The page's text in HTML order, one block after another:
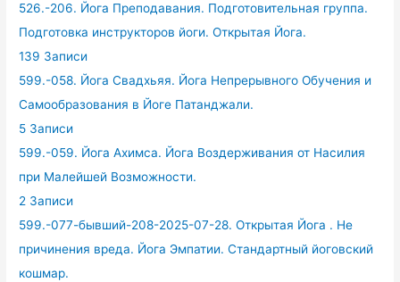
526.-206. Йога Преподавания. Подготовительная группа.
Подготовка инструкторов йоги. Открытая Йога.
139 Записи
599.-058. Йога Свадхьяя. Йога Непрерывного Обучения и
Самообразования в Йоге Патанджали.
5 Записи
599.-059. Йога Ахимса. Йога Воздерживания от Насилия
при Малейшей Возможности.
2 Записи
599.-077-бывший-208-2025-07-28. Открытая Йога . Не
причинения вреда. Йога Эмпатии. Стандартный йоговский
кошмар.